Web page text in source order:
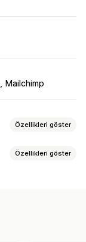
Mailchimp
Özellikleri göster
Özellikleri göster